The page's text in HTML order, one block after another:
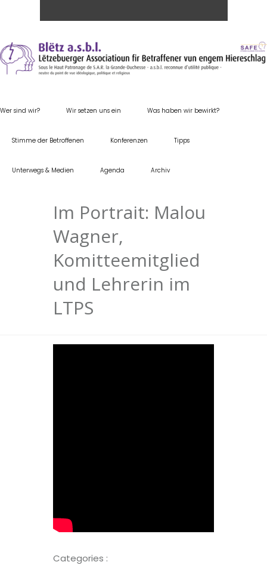
Wer sind wir? Wir setzen uns ein Was haben wir bewirkt?
Stimme der Betroffenen Konferenzen Tipps
Unterwegs & Medien Agenda Archiv
Im Portrait: Malou
Wagner,
Komitteemitglied
und Lehrerin im
LTPS
Categories :